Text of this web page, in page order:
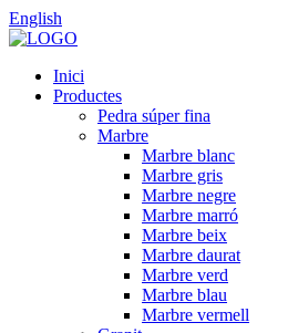
English
Inici
Productes
Pedra súper fina
Marbre
Marbre blanc
Marbre gris
Marbre negre
Marbre marró
Marbre beix
Marbre daurat
Marbre verd
Marbre blau
Marbre vermell